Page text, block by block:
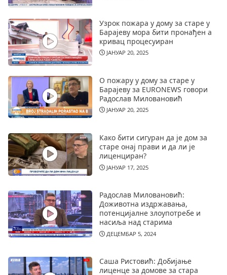
Узрок пожара у дому за старе у
Барајеву мора бити пронађен а
кривац процесуиран
ЈАНУАР 20, 2025
О пожару у дому за старе у
Барајеву за EURONEWS говори
Радослав Миловановић
ЈАНУАР 20, 2025
Како бити сигуран да је дом за
старе онај прави и да ли је
лиценциран?
ЈАНУАР 17, 2025
Радослав Миловановић:
Доживотна издржавања,
потенцијалне злоупотребе и
насиља над старима
ДЕЦЕМБАР 5, 2024
Саша Ристовић: Добијање
лиценце за домове за стара